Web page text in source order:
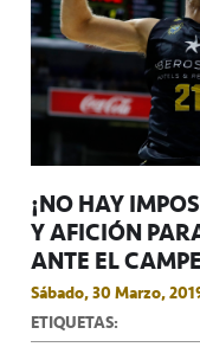
¡NO HAY
Y AFICIÓN
ANTE EL
Sábado, 30 Marzo,
ETIQUETAS: